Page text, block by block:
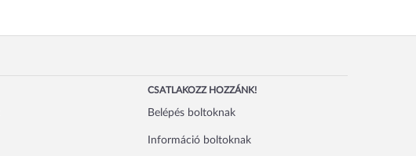
CSATLAKOZZ HOZZÁNK!
Belépés boltoknak
Információ boltoknak